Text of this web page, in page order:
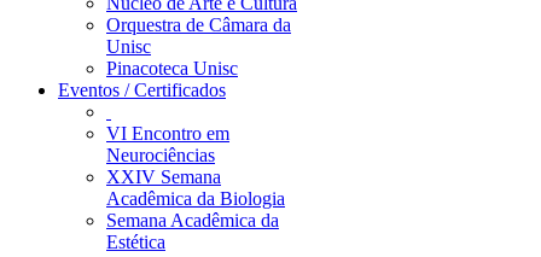
Orquestra de Câmara da
Unisc
Pinacoteca Unisc
Eventos / Certificados
VI Encontro em
Neurociências
XXIV Semana
Acadêmica da Biologia
Semana Acadêmica da
Estética